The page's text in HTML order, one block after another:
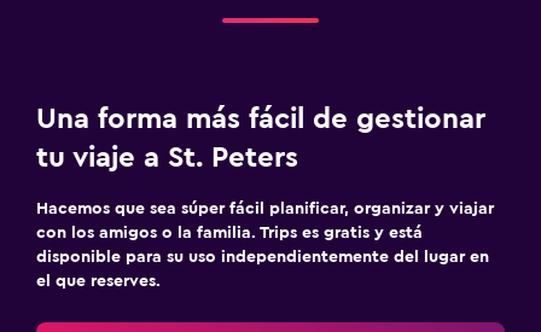
Una forma más fácil de gestionar
tu viaje a St. Peters
Hacemos que sea súper fácil planificar, organizar y viajar
con los amigos o la familia. Trips es gratis y está
disponible para su uso independientemente del lugar en
el que reserves.